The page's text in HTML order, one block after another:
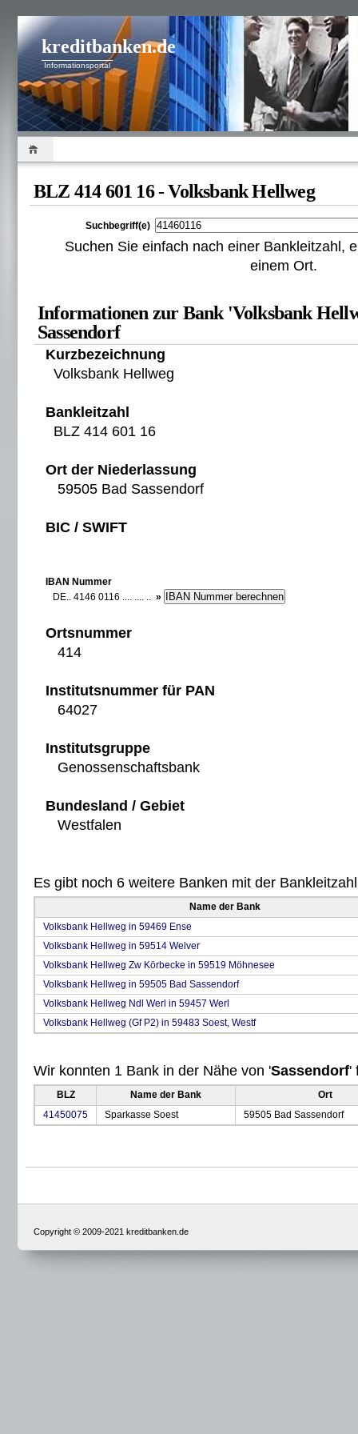
kreditbanken.de
Informationsportal
BLZ 414 601 16 - Volksbank Hellweg
Suchbegriff(e)
Suchen Sie einfach nach einer Bankleitzahl,
einem Ort.
Informationen zur Bank 'Volksbank
Sassendorf
Kurzbezeichnung
Volksbank Hellweg
Bankleitzahl
BLZ 414 601 16
Ort der Niederlassung
59505 Bad Sassendorf
BIC / SWIFT
IBAN Nummer
DE.. 4146 0116 .... .... .. »
Ortsnummer
414
Institutsnummer für PAN
64027
Institutsgruppe
Genossenschaftsbank
Bundesland / Gebiet
Westfalen
Es gibt noch 6 weitere Banken mit der
Name der Bank
Volksbank Hellweg in 59469 Ense
Volksbank Hellweg in 59514 Welver
Volksbank Hellweg Zw Körbecke in 59519 Möhnesee
Volksbank Hellweg in 59505 Bad Sassendorf
Volksbank Hellweg Ndl Werl in 59457 Werl
Volksbank Hellweg (Gf P2) in 59483 Soest, Westf
Wir konnten 1 Bank in der Nähe von 'Sassendorf'
BLZ Name der Bank
Ort
41450075
Sparkasse Soest 59505 Bad Sassendorf
Copyright © 2009-2021 kreditbanken.de